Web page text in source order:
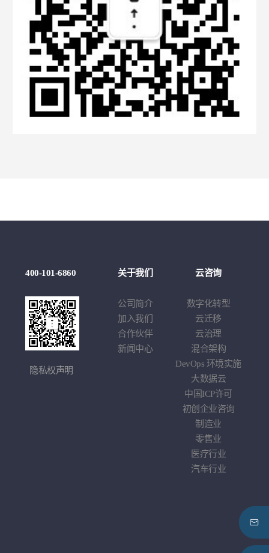
400-101-6860
隐私权声明
关于我们
公司简介
加入我们
合作伙伴
新闻中心
云咨询
数字化转型
云迁移
云治理
混合架构
DevOps 环境实施
大数据云
中国ICP许可
初创企业咨询
制造业
零售业
医疗行业
汽车行业